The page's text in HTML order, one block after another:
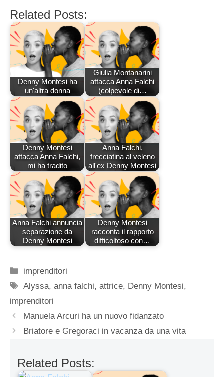
Related Posts:
Denny Montesi ha
un'altra donna
Giulia Montanarini
attacca Anna Falchi
(colpevole di…
Denny Montesi
attacca Anna Falchi,
mi ha tradito
Anna Falchi,
frecciatina al veleno
all'ex Denny Montesi
Anna Falchi annuncia
separazione da
Denny Montesi
Denny Montesi
racconta il rapporto
difficoltoso con…
Categorie
imprenditori
Tag
Alyssa,anna falchi,attrice, Denny Montesi,
imprenditori
Manuela Arcuri ha un nuovo fidanzato
Briatore e Gregoraci in vacanza da una vita
Related Posts: